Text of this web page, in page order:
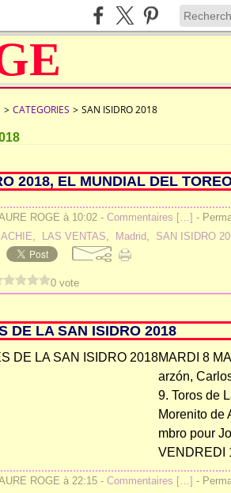
> CATEGORIES > SAN ISIDRO 2018
2018, EL MUNDIAL DEL
ROGE à 10:02 - Commentaires […] -
, LAS VENTAS, Madrid, SAN ISIDRO
0 vote
DE LA SAN ISIDRO 2018
MARDI 8
arzón,
9. Toros de
Morenito de
mbro pour
VENDREDI
ROGE à 22:15 - Commentaires […] -